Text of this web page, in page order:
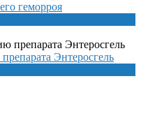
геморроя
Энтеросгель